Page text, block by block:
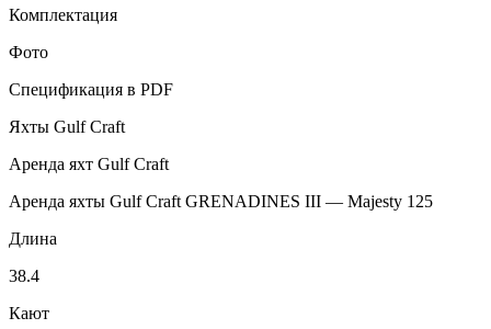
Комплектация
Фото
Спецификация в PDF
Яхты Gulf Craft
Аренда яхт Gulf Craft
Аренда яхты Gulf Craft GRENADINES III — Majesty 125
Длина
38.4
Кают